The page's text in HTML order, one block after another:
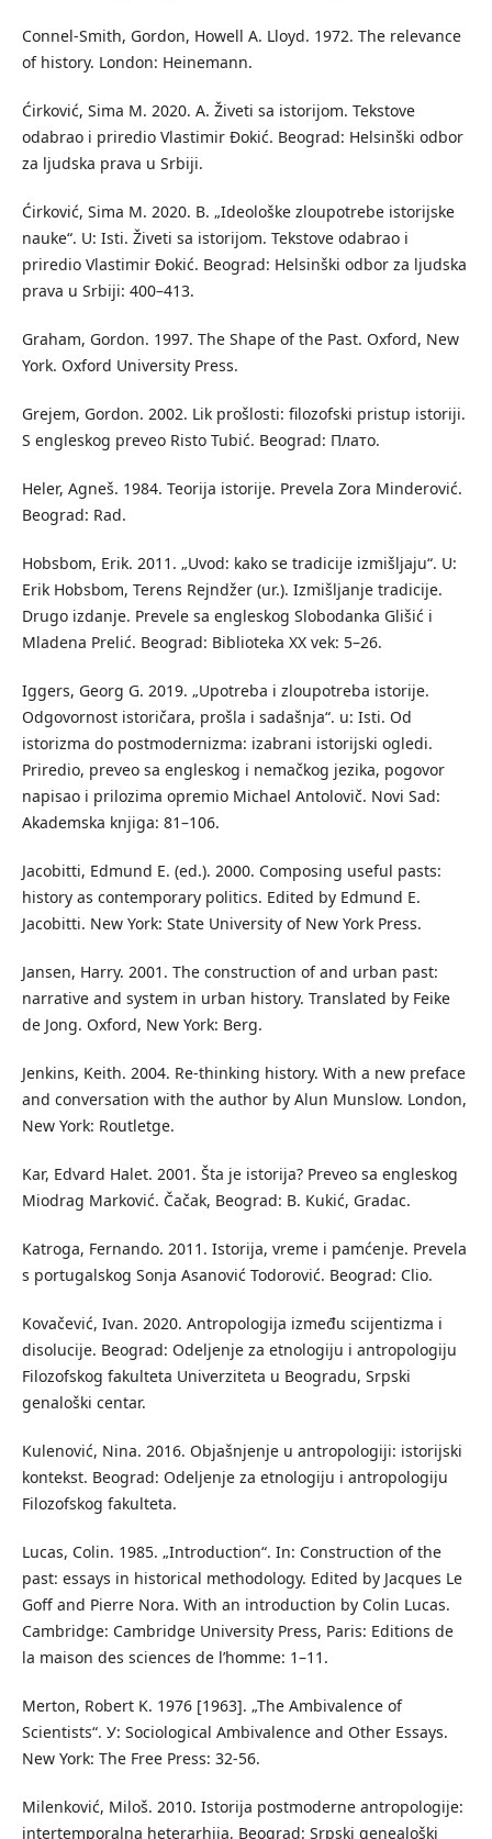
Connel-Smith, Gordon, Howell A. Lloyd. 1972. The relevance
of history. London: Heinemann.
Ćirković, Sima M. 2020. A. Živeti sa istorijom. Tekstove
odabrao i priredio Vlastimir Đokić. Beograd: Helsinški odbor
za ljudska prava u Srbiji.
Ćirković, Sima M. 2020. B. „Ideološke zloupotrebe istorijske
nauke“. U: Isti. Živeti sa istorijom. Tekstove odabrao i
priredio Vlastimir Đokić. Beograd: Helsinški odbor za ljudska
prava u Srbiji: 400–413.
Graham, Gordon. 1997. The Shape of the Past. Oxford, New
York. Oxford University Press.
Grejem, Gordon. 2002. Lik prošlosti: filozofski pristup istoriji.
S engleskog preveo Risto Tubić. Beograd: Плато.
Heler, Agneš. 1984. Teorija istorije. Prevela Zora Minderović.
Beograd: Rad.
Hobsbom, Erik. 2011. „Uvod: kako se tradicije izmišljaju“. U:
Erik Hobsbom, Terens Rejndžer (ur.). Izmišljanje tradicije.
Drugo izdanje. Prevele sa engleskog Slobodanka Glišić i
Mladena Prelić. Beograd: Biblioteka XX vek: 5–26.
Iggers, Georg G. 2019. „Upotreba i zloupotreba istorije.
Odgovornost istoričara, prošla i sadašnja“. u: Isti. Od
istorizma do postmodernizma: izabrani istorijski ogledi.
Priredio, preveo sa engleskog i nemačkog jezika, pogovor
napisao i prilozima opremio Michael Antolovič. Novi Sad:
Akademska knjiga: 81–106.
Jacobitti, Edmund E. (ed.). 2000. Composing useful pasts:
history as contemporary politics. Edited by Edmund E.
Jacobitti. New York: State University of New York Press.
Jansen, Harry. 2001. The construction of and urban past:
narrative and system in urban history. Translated by Feike
de Jong. Oxford, New York: Berg.
Jenkins, Keith. 2004. Re-thinking history. With a new preface
and conversation with the author by Alun Munslow. London,
New York: Routletge.
Kar, Edvard Halet. 2001. Šta je istorija? Preveo sa engleskog
Miodrag Marković. Čačak, Beograd: B. Kukić, Gradac.
Katroga, Fernando. 2011. Istorija, vreme i pamćenje. Prevela
s portugalskog Sonja Asanović Todorović. Beograd: Clio.
Kovačević, Ivan. 2020. Antropologija između scijentizma i
disolucije. Beograd: Odeljenje za etnologiju i antropologiju
Filozofskog fakulteta Univerziteta u Beogradu, Srpski
genaloški centar.
Kulenović, Nina. 2016. Objašnjenje u antropologiji: istorijski
kontekst. Beograd: Odeljenje za etnologiju i antropologiju
Filozofskog fakulteta.
Lucas, Colin. 1985. „Introduction“. In: Construction of the
past: essays in historical methodology. Edited by Jacques Le
Goff and Pierre Nora. With an introduction by Colin Lucas.
Cambridge: Cambridge University Press, Paris: Editions de
la maison des sciences de l’homme: 1–11.
Merton, Robert K. 1976 [1963]. „The Ambivalence of
Scientists“. У: Sociological Ambivalence and Other Essays.
New York: The Free Press: 32-56.
Milenković, Miloš. 2010. Istorija postmoderne antropologije:
intertemporalna heterarhija, Beograd: Srpski genealoški